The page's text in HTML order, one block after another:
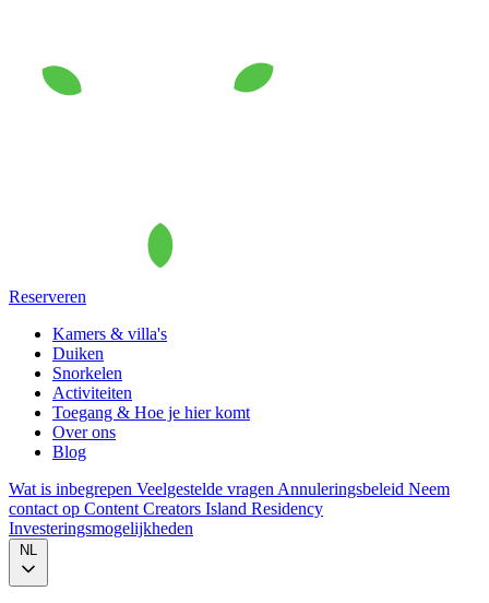
Reserveren
Kamers & villa's
Duiken
Snorkelen
Activiteiten
Toegang & Hoe je hier komt
Over ons
Blog
Wat is inbegrepen Veelgestelde vragen Annuleringsbeleid Neem
contact op Content Creators Island Residency
Investeringsmogelijkheden
NL